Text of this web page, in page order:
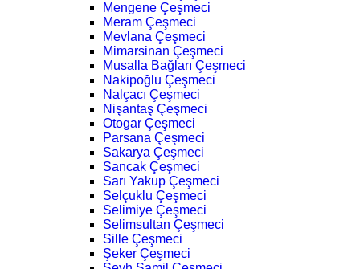
Mengene Çeşmeci
Meram Çeşmeci
Mevlana Çeşmeci
Mimarsinan Çeşmeci
Musalla Bağları Çeşmeci
Nakipoğlu Çeşmeci
Nalçacı Çeşmeci
Nişantaş Çeşmeci
Otogar Çeşmeci
Parsana Çeşmeci
Sakarya Çeşmeci
Sancak Çeşmeci
Sarı Yakup Çeşmeci
Selçuklu Çeşmeci
Selimiye Çeşmeci
Selimsultan Çeşmeci
Sille Çeşmeci
Şeker Çeşmeci